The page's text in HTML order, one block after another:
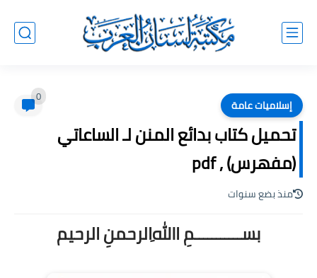
إسلاميات عامة 0
تحميل كتاب بدائع المنن لـ الساعاتي
(مفهرس) , pdf
منذ بضع سنوات
بســـــــــــمِ اﷲِالرحمنِ الرحيم